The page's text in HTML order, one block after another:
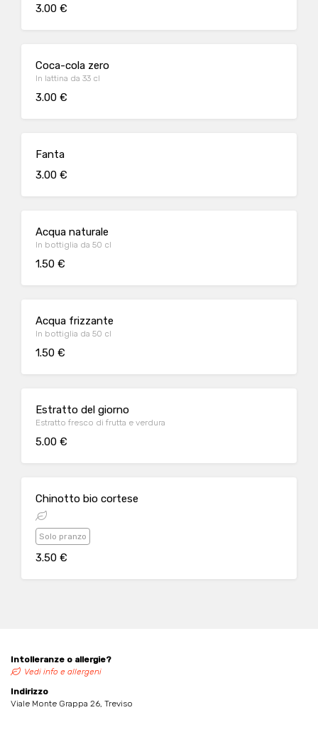
3.00 €
Coca-cola zero
In lattina da 33 cl
3.00 €
Fanta
3.00 €
Acqua naturale
In bottiglia da 50 cl
1.50 €
Acqua frizzante
In bottiglia da 50 cl
1.50 €
Estratto del giorno
Estratto fresco di frutta e verdura
5.00 €
Chinotto bio cortese
Solo pranzo
3.50 €
Intolleranze o allergie?
Vedi info e allergeni
Indirizzo
Viale Monte Grappa 26, Treviso